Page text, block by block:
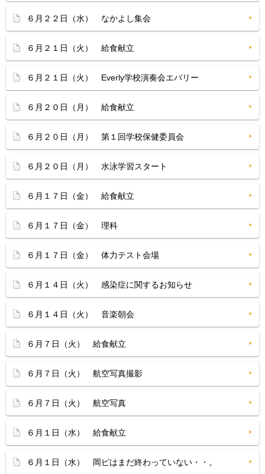
６月２２日（水） なかよし集会
６月２１日（火） 給食献立
６月２１日（火） Everly学校演奏会エバリー
６月２０日（月） 給食献立
６月２０日（月） 第１回学校保健委員会
６月２０日（月） 水泳学習スタート
６月１７日（金） 給食献立
６月１７日（金） 理科
６月１７日（金） 体力テスト会場
６月１４日（火） 感染症に関するお知らせ
６月１４日（火） 音楽朝会
６月７日（火） 給食献立
６月７日（火） 航空写真撮影
６月７日（火） 航空写真
６月１日（水） 給食献立
６月１日（水） 岡ピはまだ終わっていない・・。